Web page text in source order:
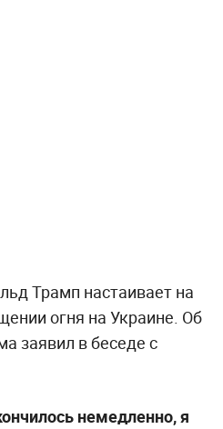
Трамп настаивает на
огня на Украине. Об
заявил в беседе с
немедленно, я